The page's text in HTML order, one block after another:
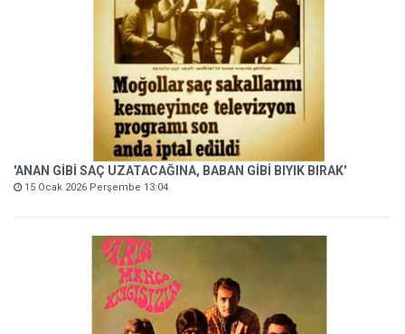
'ANAN GİBİ SAÇ UZATACAĞINA, BABAN GİBİ BIYIK BIRAK'
15 Ocak 2026 Perşembe 13:04